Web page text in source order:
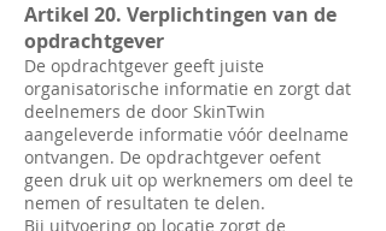
Artikel 20. Verplichtingen van de
opdrachtgever
De opdrachtgever geeft juiste
organisatorische informatie en zorgt dat
deelnemers de door SkinTwin
aangeleverde informatie vóór deelname
ontvangen. De opdrachtgever oefent
geen druk uit op werknemers om deel te
nemen of resultaten te delen.
Bij uitvoering op locatie zorgt de